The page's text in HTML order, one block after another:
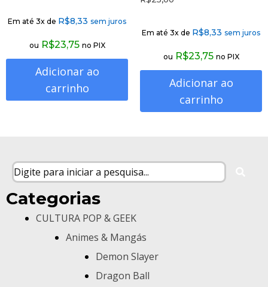
Em até 3x de R$8,33 sem juros
ou R$23,75 no PIX
Adicionar ao
carrinho
Em até 3x de R$8,33 sem juros
ou R$23,75 no PIX
Adicionar ao
carrinho
Categorias
CULTURA POP & GEEK
Animes & Mangás
Demon Slayer
Dragon Ball